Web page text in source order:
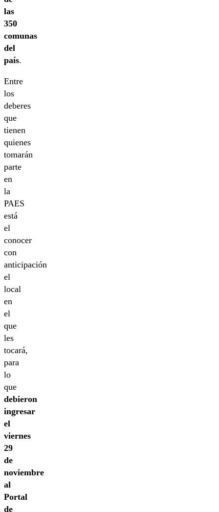
las
350
comunas
del
país.
Entre
los
deberes
que
tienen
quienes
tomarán
parte
en
la
PAES
está
el
conocer
con
anticipación
el
local
en
el
que
les
tocará,
para
lo
que
debieron
ingresar
el
viernes
29
de
noviembre
al
Portal
de